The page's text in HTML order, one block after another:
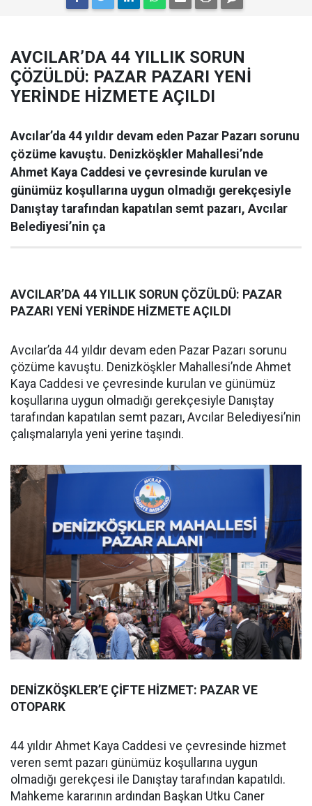
AVCILAR’DA 44 YILLIK SORUN
ÇÖZÜLDÜ: PAZAR PAZARI YENİ
YERİNDE HİZMETE AÇILDI
Avcılar’da 44 yıldır devam eden Pazar Pazarı sorunu
çözüme kavuştu. Denizköşkler Mahallesi’nde
Ahmet Kaya Caddesi ve çevresinde kurulan ve
günümüz koşullarına uygun olmadığı gerekçesiyle
Danıştay tarafından kapatılan semt pazarı, Avcılar
Belediyesi’nin ça
AVCILAR’DA 44 YILLIK SORUN ÇÖZÜLDÜ: PAZAR
PAZARI YENİ YERİNDE HİZMETE AÇILDI
Avcılar’da 44 yıldır devam eden Pazar Pazarı sorunu
çözüme kavuştu. Denizköşkler Mahallesi’nde Ahmet
Kaya Caddesi ve çevresinde kurulan ve günümüz
koşullarına uygun olmadığı gerekçesiyle Danıştay
tarafından kapatılan semt pazarı, Avcılar Belediyesi’nin
çalışmalarıyla yeni yerine taşındı.
DENİZKÖŞKLER’E ÇİFTE HİZMET: PAZAR VE
OTOPARK
44 yıldır Ahmet Kaya Caddesi ve çevresinde hizmet
veren semt pazarı günümüz koşullarına uygun
olmadığı gerekçesi ile Danıştay tarafından kapatıldı.
Mahkeme kararının ardından Başkan Utku Caner